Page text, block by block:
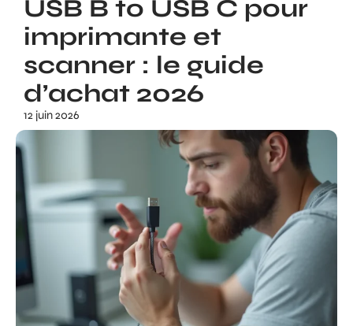
USB B to USB C pour
imprimante et
scanner : le guide
d’achat 2026
12 juin 2026